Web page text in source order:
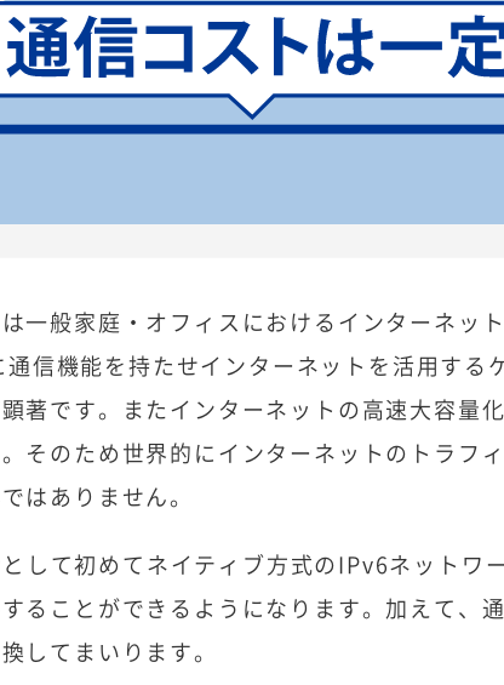
一般家庭・オフィスにおけるインターネッ
信機能を持たせインターネットを活用する
著です。またインターネットの高速大容量
そのため世界的にインターネットのトラフ
はありません。
して初めてネイティブ方式のIPv6ネットワ
ることができるようになります。加えて、
してまいります。